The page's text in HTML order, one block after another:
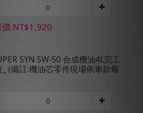
NT$1,920
SYN 5W-50 合成機油4L完工
(備註:機油芯零件現場依車款報